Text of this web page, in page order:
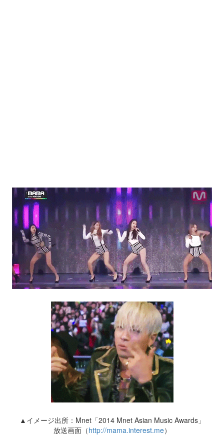
▲イメージ出所：Mnet「2014 Mnet Asian Music Awards」
放送画面（http://mama.interest.me）